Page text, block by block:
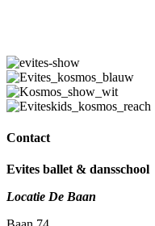
Contact
Evites ballet & dansschool
Locatie De Baan